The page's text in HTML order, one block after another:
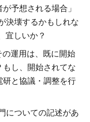
予想される場合」
決壊するかもしれな
宜しいか？
運用は、既に開始
もし、開始されてな
研と協議・調整を行
についての記述があ